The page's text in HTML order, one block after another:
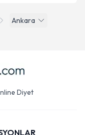
Ankara
Diyet